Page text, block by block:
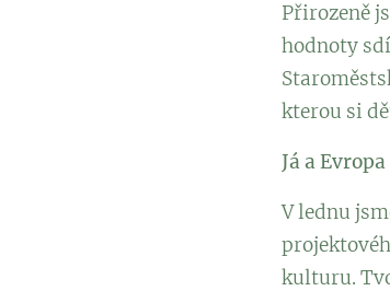
Přirozeně
hodnoty
kterou si
Já a Evropa
V lednu
kulturu.